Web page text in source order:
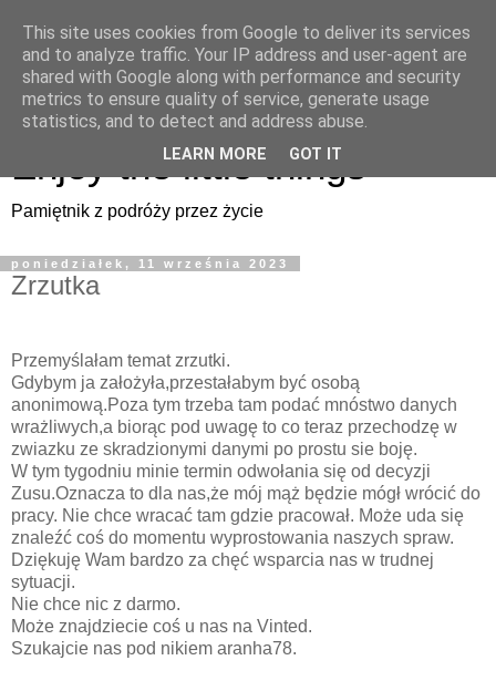
Enjoy the little things
Pamiętnik z podróży przez życie
Enjoy the little things
Pamiętnik z podróży przez życie
poniedziałek, 11 września 2023
Zrzutka
Przemyślałam temat zrzutki.
Gdybym ja założyła,przestałabym być osobą
anonimową.Poza tym trzeba tam podać mnóstwo danych
wrażliwych,a biorąc pod uwagę to co teraz przechodzę w
zwiazku ze skradzionymi danymi po prostu sie boję.
W tym tygodniu minie termin odwołania się od decyzji
Zusu.Oznacza to dla nas,że mój mąż będzie mógł wrócić do
pracy. Nie chce wracać tam gdzie pracował. Może uda się
znaleźć coś do momentu wyprostowania naszych spraw.
Dziękuję Wam bardzo za chęć wsparcia nas w trudnej
sytuacji.
Nie chce nic z darmo.
Może znajdziecie coś u nas na Vinted.
Szukajcie nas pod nikiem aranha78.
This site uses cookies from Google to deliver its services
and to analyze traffic. Your IP address and user-agent are
shared with Google along with performance and security
metrics to ensure quality of service, generate usage
statistics, and to detect and address abuse.
LEARN MORE GOT IT